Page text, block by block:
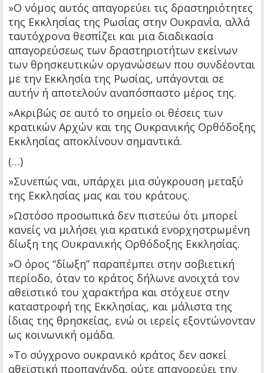
»Ο νόμος αυτός απαγορεύει τις δραστηριότητες
της Εκκλησίας της Ρωσίας στην Ουκρανία, αλλά
ταυτόχρονα θεσπίζει και μια διαδικασία
απαγορεύσεως των δραστηριοτήτων εκείνων
των θρησκευτικών οργανώσεων που συνδέονται
με την Εκκλησία της Ρωσίας, υπάγονται σε
αυτήν ή αποτελούν αναπόσπαστο μέρος της.
»Ακριβώς σε αυτό το σημείο οι θέσεις των
κρατικών Αρχών και της Ουκρανικής Ορθόδοξης
Εκκλησίας αποκλίνουν σημαντικά.
(…)
»Συνεπώς ναι, υπάρχει μια σύγκρουση μεταξύ
της Εκκλησίας μας και του κράτους.
»Ωστόσο προσωπικά δεν πιστεύω ότι μπορεί
κανείς να μιλήσει για κρατικά ενορχηστρωμένη
δίωξη της Ουκρανικής Ορθόδοξης Εκκλησίας.
»Ο όρος “δίωξη” παραπέμπει στην σοβιετική
περίοδο, όταν το κράτος δήλωνε ανοιχτά τον
αθεϊστικό του χαρακτήρα και στόχευε στην
καταστροφή της Εκκλησίας, και μάλιστα της
ίδιας της θρησκείας, ενώ οι ιερείς εξοντώνονταν
ως κοινωνική ομάδα.
»Το σύγχρονο ουκρανικό κράτος δεν ασκεί
αθεϊστική προπαγάνδα, ούτε απαγορεύει την